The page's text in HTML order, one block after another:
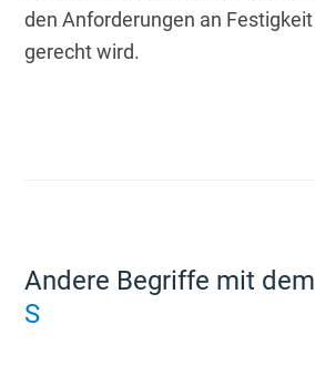
den Anforderungen an
gerecht wird.
Andere Begriffe mit
S